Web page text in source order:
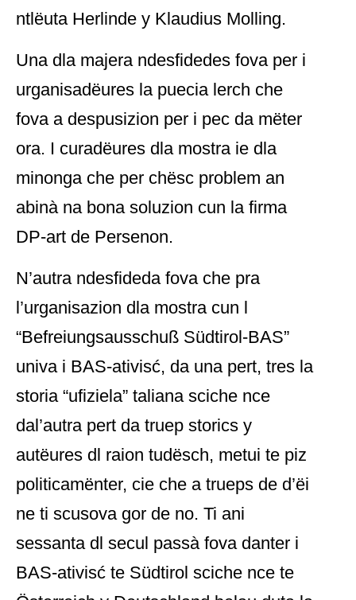
ntlëuta Herlinde y Klaudius Molling.
Una dla majera ndesfidedes fova per i
urganisadëures la puecia lerch che
fova a despusizion per i pec da mëter
ora. I curadëures dla mostra ie dla
minonga che per chësc problem an
abinà na bona soluzion cun la firma
DP-art de Persenon.
N’autra ndesfideda fova che pra
l’urganisazion dla mostra cun l
“Befreiungsausschuß Südtirol-BAS”
univa i BAS-ativisć, da una pert, tres la
storia “ufiziela” taliana sciche nce
dal’autra pert da truep storics y
autëures dl raion tudësch, metui te piz
politicamënter, cie che a trueps de d’ëi
ne ti scusova gor de no. Ti ani
sessanta dl secul passà fova danter i
BAS-ativisć te Südtirol sciche nce te